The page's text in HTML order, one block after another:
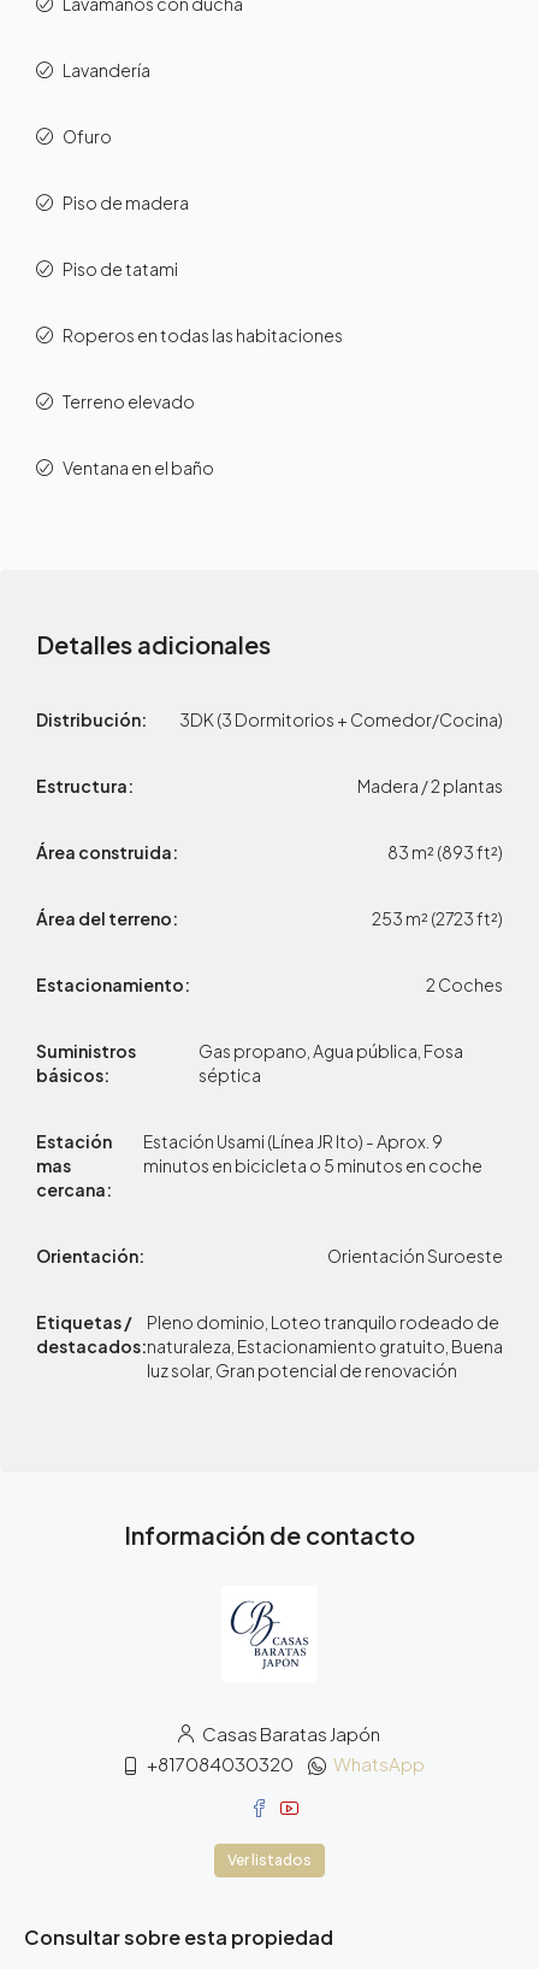
Lavandería
Ofuro
Piso de madera
Piso de tatami
Roperos en todas las habitaciones
Terreno elevado
Ventana en el baño
Detalles adicionales
Distribución: 3DK (3 Dormitorios + Comedor/Cocina)
Estructura: Madera / 2 plantas
Área construida: 83 m² (893 ft²)
Área del terreno: 253 m² (2723 ft²)
Estacionamiento: 2 Coches
Suministros
básicos:
Gas propano, Agua pública, Fosa
séptica
Estación
mas
cercana:
Estación Usami (Línea JR Ito) - Aprox. 9
minutos en bicicleta o 5 minutos en coche
Orientación: Orientación Suroeste
Etiquetas /
destacados:
Pleno dominio, Loteo tranquilo rodeado de
naturaleza, Estacionamiento gratuito, Buena
luz solar, Gran potencial de renovación
Información de contacto
Casas Baratas Japón
+817084030320
WhatsApp
Ver listados
Consultar sobre esta propiedad